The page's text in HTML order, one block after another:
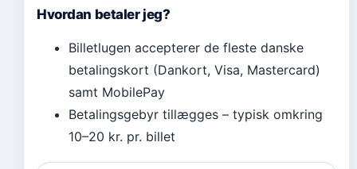
Hvordan betaler jeg?
Billetlugen accepterer de fleste danske
betalingskort (Dankort, Visa, Mastercard)
samt MobilePay
Betalingsgebyr tillægges – typisk omkring
10–20 kr. pr. billet